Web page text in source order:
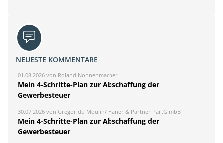
NEUESTE KOMMENTARE
01.08.2026 von Roland Nonnenmacher
Mein 4-Schritte-Plan zur Abschaffung der
Gewerbesteuer
30.07.2026 von Gregor du Moulin/ Häner & Partner PartG mbB
Mein 4-Schritte-Plan zur Abschaffung der
Gewerbesteuer